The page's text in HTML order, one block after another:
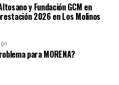
y Fundación GCM en
2026 en Los Molinos
para MORENA?